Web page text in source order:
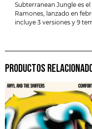
Subterranean Jungle es
Ramones, lanzado en
incluye 3 versiones y 9
PRODUCTOS